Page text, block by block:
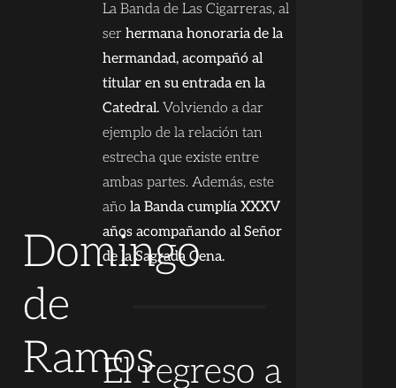
Domingo
de
Ramos
La Banda de Las Cigarreras, al
ser hermana honoraria de la
hermandad, acompañó al
titular en su entrada en la
Catedral.Volviendo a dar
ejemplo de la relación tan
estrecha que existe entre
ambas partes. Además, este
año la Banda cumplía XXXV
años acompañando al Señor
de la Sagrada Cena.
El regreso a